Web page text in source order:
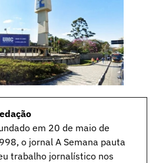
em 20 de maio de
o jornal A Semana pauta
trabalho jornalístico nos